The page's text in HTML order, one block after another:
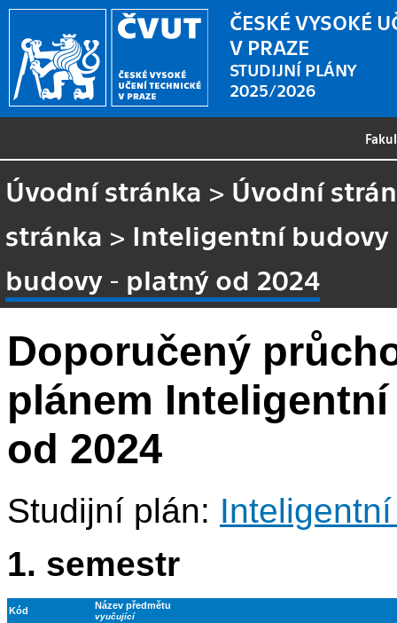
ČESKÉ VYSOKÉ
V PRAZE
STUDIJNÍ PLÁNY
2025/2026
Úvodní stránka > Úvodní
stránka > Inteligentní budovy
budovy - platný od 2024
Doporučený
plánem
od 2024
Studijní plán:
1. semestr
Kód Název předmětu
vyučující